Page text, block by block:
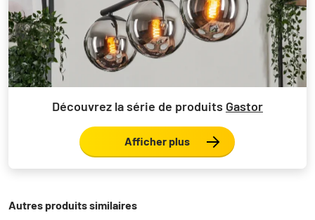
Découvrez la série de produits Gastor
Afficher plus
Autres produits similaires